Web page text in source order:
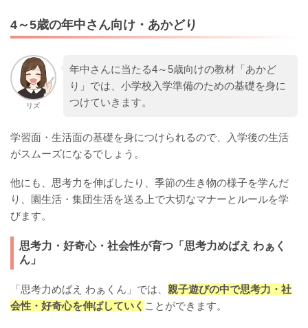
4～5歳の年中さん向け・あかどり
リズ
年中さんに当たる4～5歳向けの教材「あかど
り」では、小学校入学準備のための基礎を身に
つけていきます。
学習面・生活面の基礎を身につけられるので、入学後の生活
がスムーズになるでしょう。
他にも、思考力を伸ばしたり、季節の生き物の様子を学んだ
り、園生活・集団生活を送る上で大切なマナーとルールを学
びます。
思考力・好奇心・社会性が育つ「思考力めばえ わぁく
ん」
「思考力めばえ わぁくん」では、 親子遊びの中で思考力・社
会性・好奇心を伸ばしていく ことができます。